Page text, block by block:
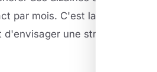
par mois. C'est la base
une stratégie de